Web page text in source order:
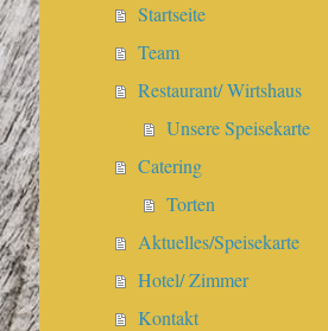
Startseite
Team
Restaurant/ Wirtshaus
Unsere Speisekarte
Catering
Torten
Aktuelles/Speisekarte
Hotel/ Zimmer
Kontakt